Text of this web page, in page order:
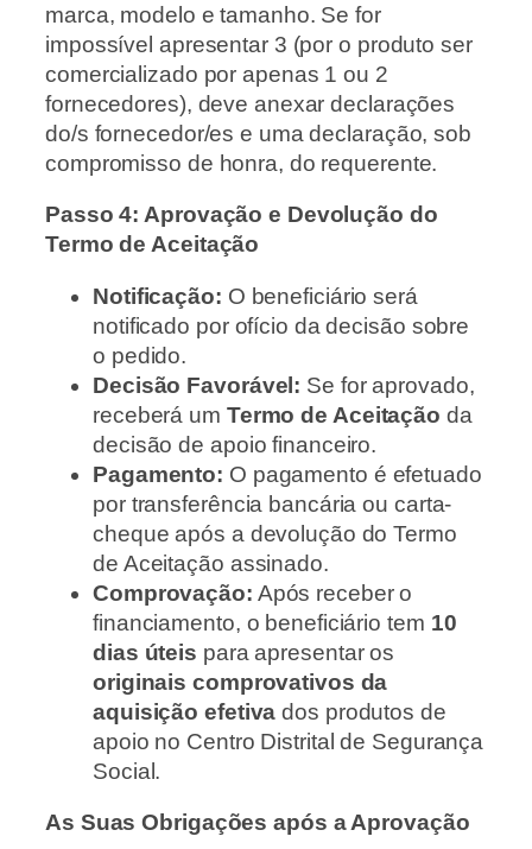
marca, modelo e tamanho. Se for
impossível apresentar 3 (por o produto ser
comercializado por apenas 1 ou 2
fornecedores), deve anexar declarações
do/s fornecedor/es e uma declaração, sob
compromisso de honra, do requerente.
Passo 4: Aprovação e Devolução do
Termo de Aceitação
Notificação: O beneficiário será
notificado por ofício da decisão sobre
o pedido.
Decisão Favorável: Se for aprovado,
receberá um Termo de Aceitação da
decisão de apoio financeiro.
Pagamento: O pagamento é efetuado
por transferência bancária ou carta-
cheque após a devolução do Termo
de Aceitação assinado.
Comprovação: Após receber o
financiamento, o beneficiário tem 10
dias úteis para apresentar os
originais comprovativos da
aquisição efetiva dos produtos de
apoio no Centro Distrital de Segurança
Social.
As Suas Obrigações após a Aprovação